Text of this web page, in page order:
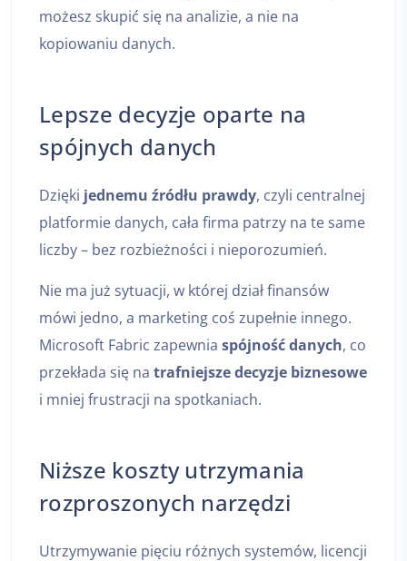
możesz skupić się na analizie, a nie na
kopiowaniu danych.
Lepsze decyzje oparte na
spójnych danych
Dzięki jednemu źródłu prawdy, czyli centralnej
platformie danych, cała firma patrzy na te same
liczby – bez rozbieżności i nieporozumień.
Nie ma już sytuacji, w której dział finansów
mówi jedno, a marketing coś zupełnie innego.
Microsoft Fabric zapewnia spójność danych, co
przekłada się na trafniejsze decyzje biznesowe
i mniej frustracji na spotkaniach.
Niższe koszty utrzymania
rozproszonych narzędzi
Utrzymywanie pięciu różnych systemów, licencji